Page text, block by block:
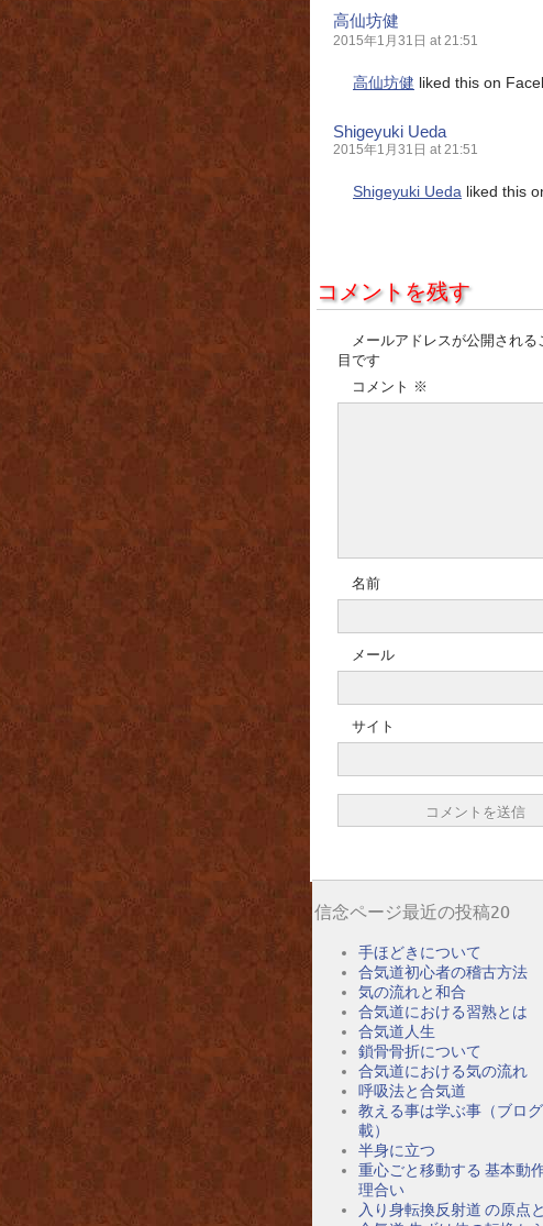
高仙坊健
2015年1月31日 at 21:51
高仙坊健 liked this on
Shigeyuki Ueda
2015年1月31日 at 21:51
Shigeyuki Ueda liked this
コメントを残す
メールアドレスが公開される
目です
コメント ※
名前
メール
サイト
信念ページ最近の投稿20
手ほどきについて
合気道初心者の稽古方法
気の流れと和合
合気道における習熟とは
合気道人生
鎖骨骨折について
合気道における気の流れ
呼吸法と合気道
教える事は学ぶ事（ブロ
載）
半身に立つ
重心ごと移動する 基本動
理合い
入り身転換反射道 の原点